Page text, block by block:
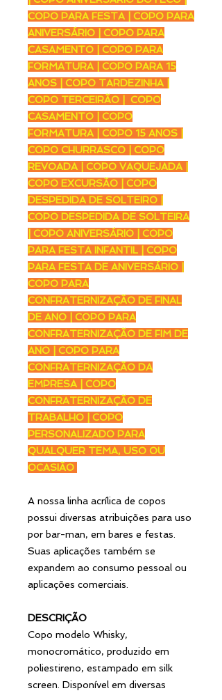
COPO PARA FESTA | COPO PARA
ANIVERSÁRIO | COPO PARA
CASAMENTO | COPO PARA
FORMATURA | COPO PARA 15
ANOS | COPO TARDEZINHA |
COPO TERCEIRÃO | COPO
CASAMENTO | COPO
FORMATURA | COPO 15 ANOS |
COPO CHURRASCO | COPO
REVOADA | COPO VAQUEJADA |
COPO EXCURSÃO | COPO
DESPEDIDA DE SOLTEIRO |
COPO DESPEDIDA DE SOLTEIRA
| COPO ANIVERSÁRIO | COPO
PARA FESTA INFANTIL | COPO
PARA FESTA DE ANIVERSÁRIO |
COPO PARA
CONFRATERNIZAÇÃO DE FINAL
DE ANO | COPO PARA
CONFRATERNIZAÇÃO DE FIM DE
ANO | COPO PARA
CONFRATERNIZAÇÃO DA
EMPRESA | COPO
CONFRATERNIZAÇÃO DE
TRABALHO | COPO
PERSONALIZADO PARA
QUALQUER TEMA, USO OU
OCASIÃO
A nossa linha acrílica de copos
possui diversas atribuições para uso
por bar-man, em bares e festas.
Suas aplicações também se
expandem ao consumo pessoal ou
aplicações comerciais.
DESCRIÇÃO
Copo modelo Whisky,
monocromático, produzido em
poliestireno, estampado em silk
screen. Disponível em diversas